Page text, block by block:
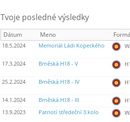
Tvoje posledné výsledky
Dátum Meno
18.5.2024 Memoriál Ládi Kopeckého
17.3.2024 Brněská H18 - V
25.2.2024 Brněská H18 - IV
14.1.2024 Brněská H18 - III
13.9.2023
Patriotí středeční 3.kolo